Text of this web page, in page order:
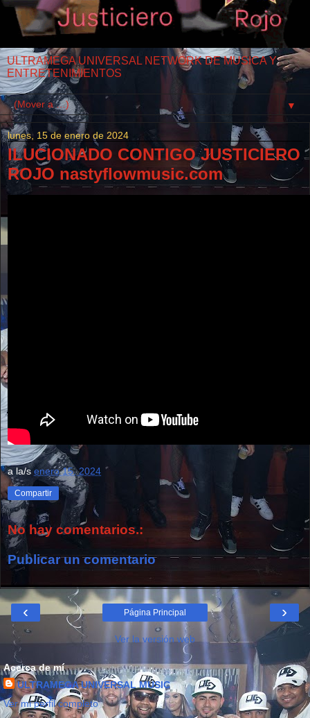
ULTRAMEGA UNIVERSAL NETWORK DE MUSICA Y
ENTRETENIMIENTOS
▼
lunes, 15 de enero de 2024
ILUCIONADO CONTIGO JUSTICIERO
ROJO nastyflowmusic.com
a la/senero 15, 2024
Compartir
No hay comentarios.:
Publicar un comentario
‹ ›
Página Principal
Ver la versión web
Acerca de mí
ULTRAMEGA UNIVERSAL MUSIC
Ver mi perfil completo